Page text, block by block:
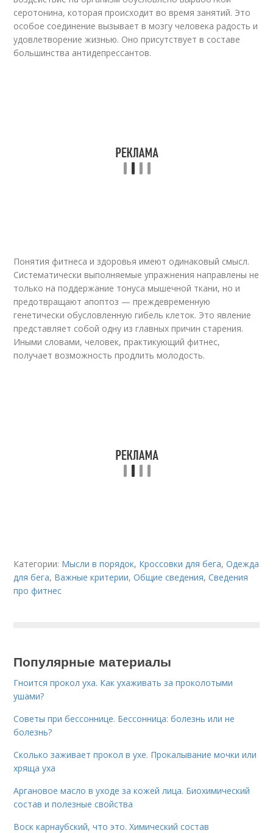
серотонина, которая происходит во время занятий. Это
особое соединение вызывает в мозгу человека радость и
удовлетворение жизнью. Оно присутствует в составе
большинства антидепрессантов.
Понятия фитнеса и здоровья имеют одинаковый смысл.
Систематически выполняемые упражнения направлены не
только на поддержание тонуса мышечной ткани, но и
предотвращают апоптоз — преждевременную
генетически обусловленную гибель клеток. Это явление
представляет собой одну из главных причин старения.
Иными словами, человек, практикующий фитнес,
получает возможность продлить молодость.
Категории: Мысли в порядок, Кроссовки для бега,Одежда
для бега, Важные критерии,Общие сведения,Сведения
про фитнес
Популярные материалы
Гноится прокол уха. Как ухаживать за проколотыми
ушами?
Советы при бессоннице. Бессонница: болезнь или не
болезнь?
Сколько заживает прокол в ухе. Прокалывание мочки или
хряща уха
Аргановое масло в уходе за кожей лица. Биохимический
состав и полезные свойства
Воск карнаубский, что это. Химический состав